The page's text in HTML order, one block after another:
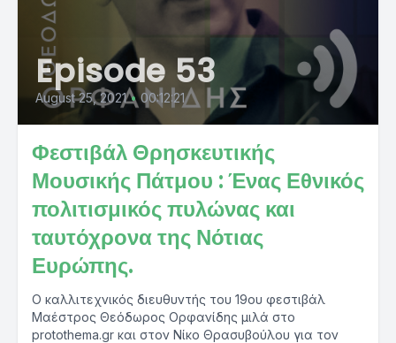
Episode 53
August 25, 2021 • 00:12:21
Φεστιβάλ Θρησκευτικής
Μουσικής Πάτμου : Ένας Εθνικός
πολιτισμικός πυλώνας και
ταυτόχρονα της Νότιας
Ευρώπης.
Ο καλλιτεχνικός διευθυντής του 19ου φεστιβάλ
Μαέστρος Θεόδωρος Ορφανίδης μιλά στο
protothema.gr και στον Νίκο Θρασυβούλου για τον